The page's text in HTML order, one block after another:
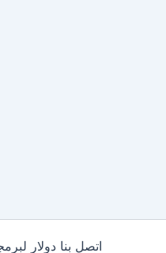
اتصل بنا دولار